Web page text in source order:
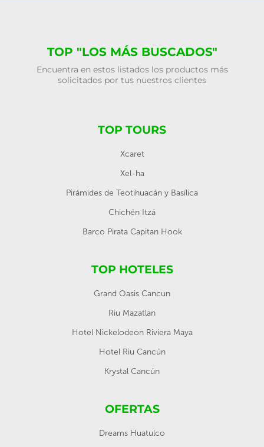
TOP "LOS MÁS BUSCADOS"
Encuentra en estos listados los productos más
solicitados por tus nuestros clientes
TOP TOURS
Xcaret
Xel-ha
Pirámides de Teotihuacán y Basílica
Chichén Itzá
Barco Pirata Capitan Hook
TOP HOTELES
Grand Oasis Cancun
Riu Mazatlan
Hotel Nickelodeon Riviera Maya
Hotel Riu Cancún
Krystal Cancún
OFERTAS
Dreams Huatulco